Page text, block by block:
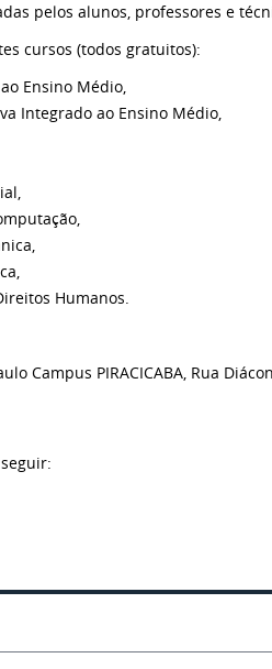
pelos alunos, professores e
cursos (todos gratuitos):
Ensino Médio,
Integrado ao Ensino Médio,
Humanos.
Campus PIRACICABA, Rua